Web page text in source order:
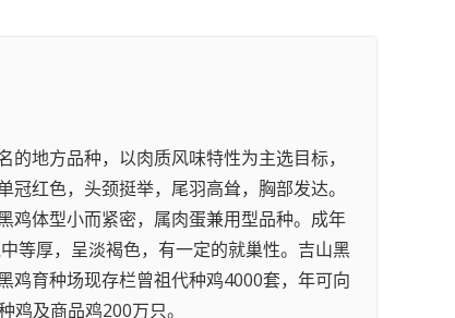
地方品种，以肉质风味特性为主选目标，
红色，头颈挺举，尾羽高耸，胸部发达。
鸡体型小而紧密，属肉蛋兼用型品种。成年
等厚，呈淡褐色，有一定的就巢性。吉山黑
鸡育种场现存栏曾祖代种鸡4000套，年可向
及商品鸡200万只。